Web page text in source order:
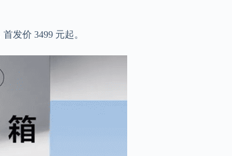
首发价 3499 元起。